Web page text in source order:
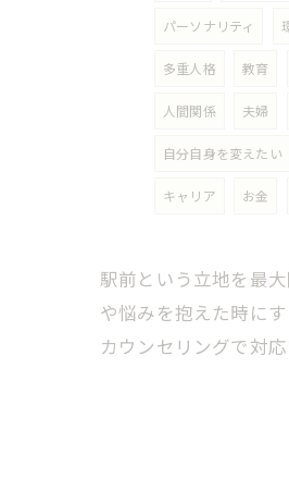
パーソナリティ
多重人格 教育
人間関係 夫婦
自分自身を変えたい
キャリア お金
駅前という立地を最
や悩みを抱えた時に
カウンセリングで対